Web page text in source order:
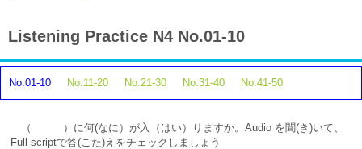
Listening Practice N4 No.01-10
No.01-10 No.11-20 No.21-30 No.31-40 No.41-50
（ ）に何(なに）が入（はい）りますか。Audio を聞(き)いて、
Full scriptで答(こた)えをチェックしましょう